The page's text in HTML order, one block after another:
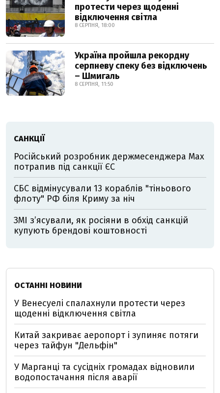
протести через щоденні
відключення світла
8 СЕРПНЯ, 18:00
Україна пройшла рекордну
серпневу спеку без відключень
– Шмигаль
8 СЕРПНЯ, 11:50
САНКЦІЇ
Російський розробник держмесенджера Max
потрапив під санкції ЄС
СБС відмінусували 13 кораблів "тіньового
флоту" РФ біля Криму за ніч
ЗМІ з’ясували, як росіяни в обхід санкцій
купують брендові коштовності
ОСТАННІ НОВИНИ
У Венесуелі спалахнули протести через
щоденні відключення світла
Китай закриває аеропорт і зупиняє потяги
через тайфун "Дельфін"
У Марганці та сусідніх громадах відновили
водопостачання після аварії